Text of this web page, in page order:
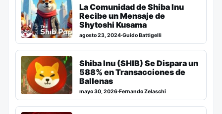
La Comunidad de Shiba Inu
Recibe un Mensaje de
Shytoshi Kusama
agosto 23, 2024·Guido Battigelli
Shiba Inu (SHIB) Se Dispara un
588% en Transacciones de
Ballenas
mayo 30, 2026·Fernando Zelaschi